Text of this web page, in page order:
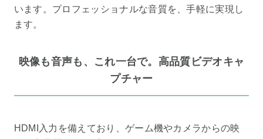
います。プロフェッショナルな音質を、手軽に実現し
ます。
映像も音声も、これ一台で。高品質ビデオキャ
プチャー
HDMI入力を備えており、ゲーム機やカメラからの映